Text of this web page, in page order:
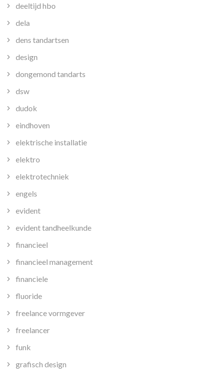
deeltijd hbo
dela
dens tandartsen
design
dongemond tandarts
dsw
dudok
eindhoven
elektrische installatie
elektro
elektrotechniek
engels
evident
evident tandheelkunde
financieel
financieel management
financiele
fluoride
freelance vormgever
freelancer
funk
grafisch design